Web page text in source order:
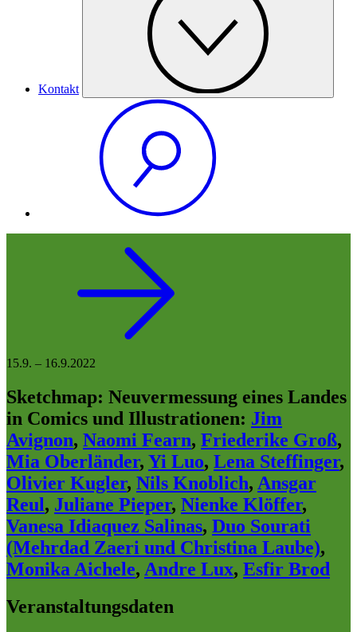
Kontakt
15.9. – 16.9.2022
Sketchmap: Neuvermessung eines Landes
in Comics und Illustrationen: Jim
Avignon, Naomi Fearn, Friederike Groß,
Mia Oberländer, Yi Luo, Lena Steffinger,
Olivier Kugler, Nils Knoblich, Ansgar
Reul, Juliane Pieper, Nienke Klöffer,
Vanesa Idiaquez Salinas, Duo Sourati
(Mehrdad Zaeri und Christina Laube),
Monika Aichele, Andre Lux, Esfir Brod
Veranstaltungsdaten